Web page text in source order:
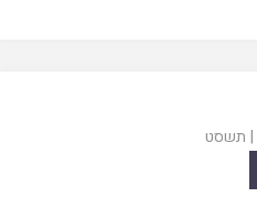
| תשסט